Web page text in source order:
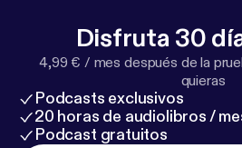
Disfruta 30
4,99 € / mes después de la
quieras
Podcasts exclusivos
20 horas de audiolibros /
Podcast gratuitos